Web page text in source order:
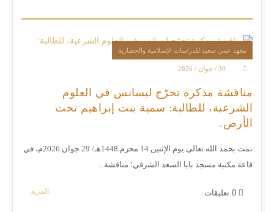
معهد عمي سعيد للدراسات الإسلامية والحضارية
مناقشة مذكرة تخرّج ليسانس في العلوم
الشرعية، للطالبة: سمية بنت إبراهيم تحت
الأرض.
تمت بحمد الله تعالى يوم الإثنين 14 محرم 1448هـ/ 29 جوان 2026م، في
قاعة مكتبة مسجد بابا السعد الشرقي؛ مناقشة...
المزيد 0 تعليقات